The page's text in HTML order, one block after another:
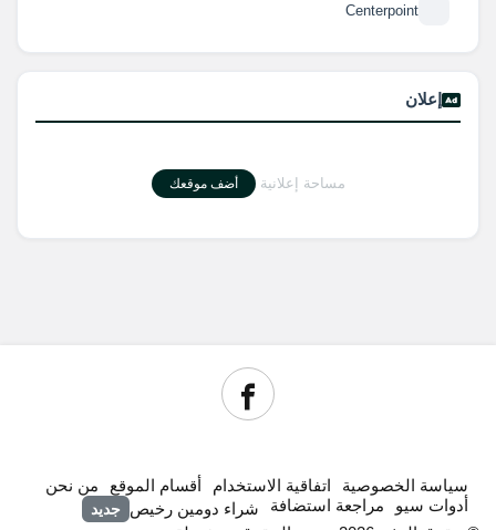
Centerpoint
إعلان
مساحة إعلانية أضف موقعك
سياسة الخصوصية اتفاقية الاستخدام أقسام الموقع
من نحن
أدوات سيو
مراجعة استضافة شراء دومين رخيص جديد